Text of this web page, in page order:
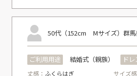
50代（152cm Mサイズ） 群
ご利用用途 結婚式（親族） ド
丈感： ふくらはぎ サイズ